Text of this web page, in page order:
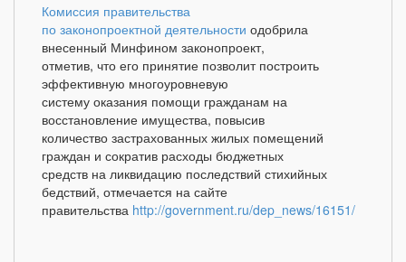
Комиссия правительства
по законопроектной деятельности одобрила
внесенный Минфином законопроект,
отметив, что его принятие позволит построить
эффективную многоуровневую
систему оказания помощи гражданам на
восстановление имущества, повысив
количество застрахованных жилых помещений
граждан и сократив расходы бюджетных
средств на ликвидацию последствий стихийных
бедствий, отмечается на сайте
правительства http://government.ru/dep_news/16151/